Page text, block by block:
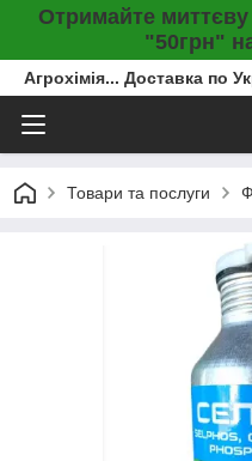
Отримайте
"50грн"
Агрохімія... Доставка по
Товари та послуги